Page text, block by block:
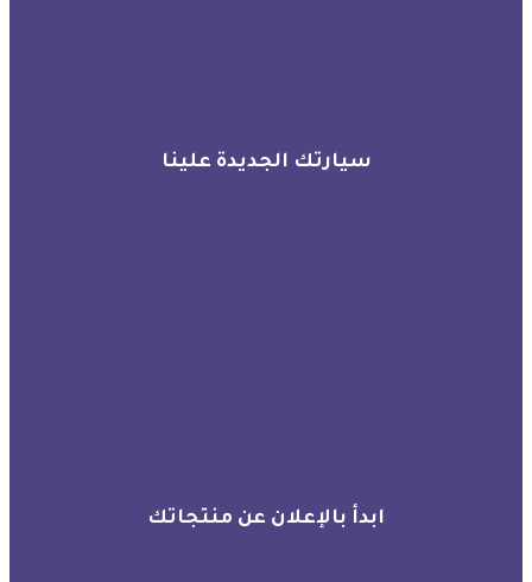
سيارتك الجديدة علينا
ابدأ بالإعلان عن منتجاتك